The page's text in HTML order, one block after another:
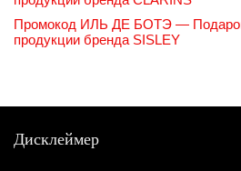
Промокод ИЛЬ ДЕ БОТЭ — Подарок
продукции бренда SISLEY
Дисклеймер